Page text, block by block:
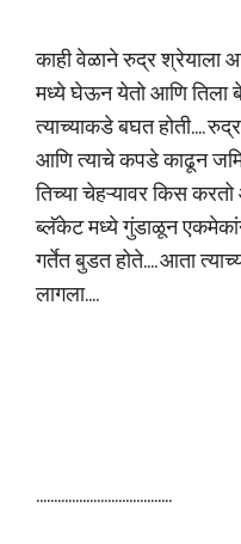
काही वेळाने रुद्र श्रेयाला
मध्ये घेऊन येतो आणि तिला
त्याच्याकडे बघत होती....
आणि त्याचे कपडे काढून
तिच्या चेहऱ्यावर किस
ब्लॅकेट मध्ये गुंडाळून
गर्तेत बुडत होते.... आता
लागला....
......................................